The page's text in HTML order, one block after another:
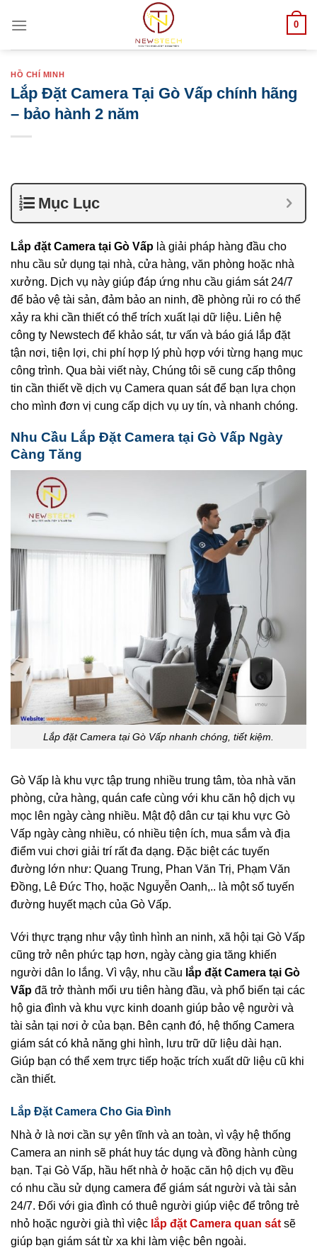
0
HỒ CHÍ MINH
Lắp Đặt Camera Tại Gò Vấp chính hãng
– bảo hành 2 năm
Mục Lục
Lắp đặt Camera tại Gò Vấp là giải pháp hàng đầu cho
nhu cầu sử dụng tại nhà, cửa hàng, văn phòng hoặc nhà
xưởng. Dịch vụ này giúp đáp ứng nhu cầu giám sát 24/7
để bảo vệ tài sản, đảm bảo an ninh, đề phòng rủi ro có thể
xảy ra khi cần thiết có thể trích xuất lại dữ liệu. Liên hệ
công ty Newstech để khảo sát, tư vấn và báo giá lắp đặt
tận nơi, tiện lợi, chi phí hợp lý phù hợp với từng hạng mục
công trình. Qua bài viết này, Chúng tôi sẽ cung cấp thông
tin cần thiết về dịch vụ Camera quan sát để bạn lựa chọn
cho mình đơn vị cung cấp dịch vụ uy tín, và nhanh chóng.
Nhu Cầu Lắp Đặt Camera tại Gò Vấp Ngày
Càng Tăng
Lắp đặt Camera tại Gò Vấp nhanh chóng, tiết kiệm.
Gò Vấp là khu vực tập trung nhiều trung tâm, tòa nhà văn
phòng, cửa hàng, quán cafe cùng với khu căn hộ dịch vụ
mọc lên ngày càng nhiều. Mật độ dân cư tại khu vực Gò
Vấp ngày càng nhiều, có nhiều tiện ích, mua sắm và địa
điểm vui chơi giải trí rất đa dạng. Đặc biệt các tuyến
đường lớn như: Quang Trung, Phan Văn Trị, Phạm Văn
Đồng, Lê Đức Thọ, hoặc Nguyễn Oanh,.. là một số tuyến
đường huyết mạch của Gò Vấp.
Với thực trạng như vậy tình hình an ninh, xã hội tại Gò Vấp
cũng trở nên phức tạp hơn, ngày càng gia tăng khiến
người dân lo lắng. Vì vậy, nhu cầu lắp đặt Camera tại Gò
Vấp đã trở thành mối ưu tiên hàng đầu, và phổ biến tại các
hộ gia đình và khu vực kinh doanh giúp bảo vệ người và
tài sản tại nơi ở của bạn. Bên cạnh đó, hệ thống Camera
giám sát có khả năng ghi hình, lưu trữ dữ liệu dài hạn.
Giúp bạn có thể xem trực tiếp hoặc trích xuất dữ liệu cũ khi
cần thiết.
Lắp Đặt Camera Cho Gia Đình
Nhà ở là nơi cần sự yên tĩnh và an toàn, vì vậy hệ thống
Camera an ninh sẽ phát huy tác dụng và đồng hành cùng
bạn. Tại Gò Vấp, hầu hết nhà ở hoặc căn hộ dịch vụ đều
có nhu cầu sử dụng camera để giám sát người và tài sản
24/7. Đối với gia đình có thuê người giúp việc để trông trẻ
nhỏ hoặc người già thì việc lắp đặt Camera quan sát sẽ
giúp bạn giám sát từ xa khi làm việc bên ngoài.